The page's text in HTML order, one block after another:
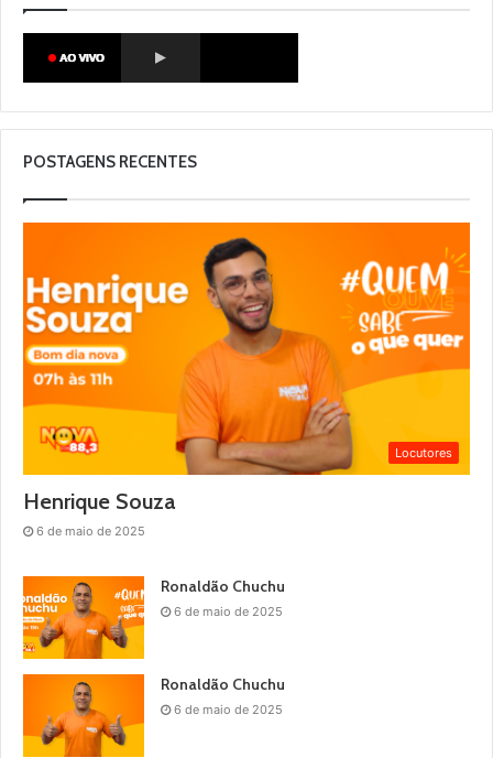
POSTAGENS RECENTES
Locutores
Henrique Souza
6 de maio de 2025
Ronaldão Chuchu
6 de maio de 2025
Ronaldão Chuchu
6 de maio de 2025